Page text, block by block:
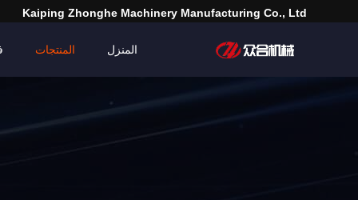
Kaiping Zhonghe Machinery Manufacturing Co., Ltd
المنزل المنتجات